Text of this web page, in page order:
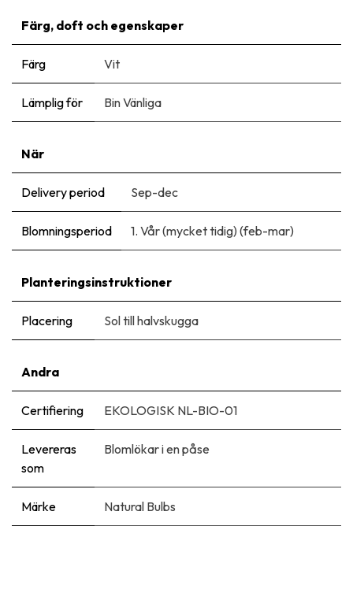
Färg, doft och egenskaper
Färg Vit
Lämplig för Bin Vänliga
När
Delivery period Sep-dec
Blomningsperiod 1. Vår (mycket tidig) (feb-mar)
Planteringsinstruktioner
Placering Sol till halvskugga
Andra
Certifiering EKOLOGISK NL-BIO-01
Levereras
som
Blomlökar i en påse
Märke Natural Bulbs